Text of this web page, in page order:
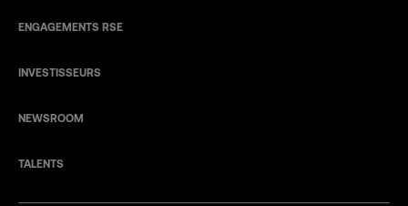
ENGAGEMENTS RSE
INVESTISSEURS
NEWSROOM
TALENTS